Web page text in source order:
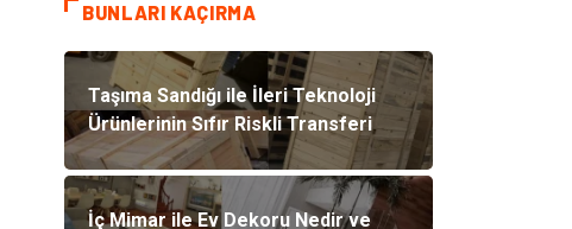
BUNLARI KAÇIRMA
Taşıma Sandığı ile İleri Teknoloji
Ürünlerinin Sıfır Riskli Transferi
İç Mimar ile Ev Dekoru Nedir ve